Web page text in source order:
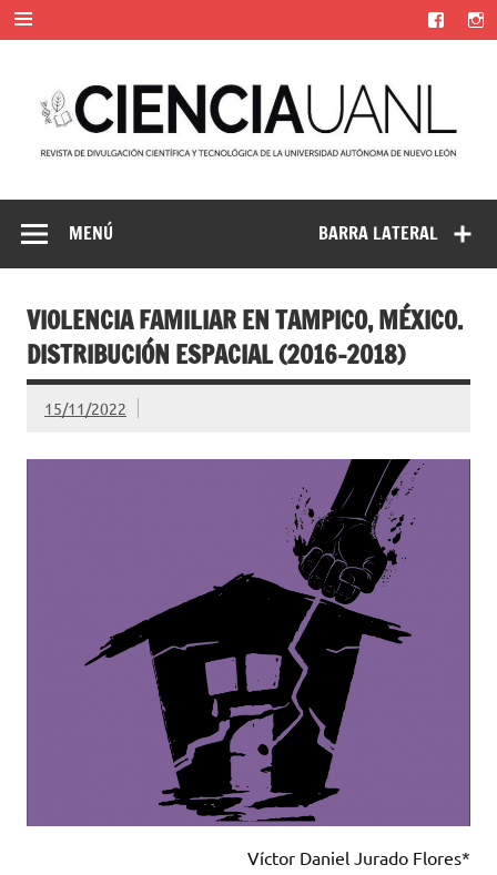
Saltar
contenido
Universidad Autónoma de Nuevo León
BARRA LATERAL
MENÚ
VIOLENCIA FAMILIAR EN TAMPICO, MÉXICO.
DISTRIBUCIÓN ESPACIAL (2016-2018)
15/11/2022
Víctor Daniel Jurado Flores*